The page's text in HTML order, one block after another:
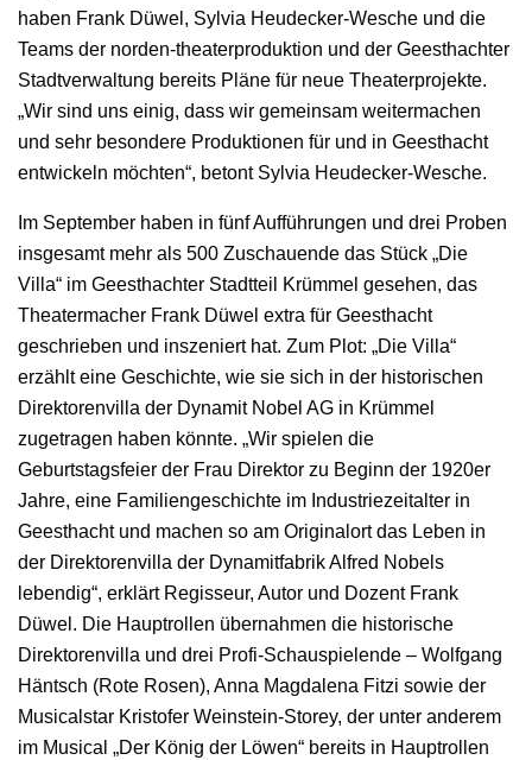
haben Frank Düwel, Sylvia Heudecker-Wesche und die
Teams der norden-theaterproduktion und der Geesthachter
Stadtverwaltung bereits Pläne für neue Theaterprojekte.
„Wir sind uns einig, dass wir gemeinsam weitermachen
und sehr besondere Produktionen für und in Geesthacht
entwickeln möchten“, betont Sylvia Heudecker-Wesche.
Im September haben in fünf Aufführungen und drei Proben
insgesamt mehr als 500 Zuschauende das Stück „Die
Villa“ im Geesthachter Stadtteil Krümmel gesehen, das
Theatermacher Frank Düwel extra für Geesthacht
geschrieben und inszeniert hat. Zum Plot: „Die Villa“
erzählt eine Geschichte, wie sie sich in der historischen
Direktorenvilla der Dynamit Nobel AG in Krümmel
zugetragen haben könnte. „Wir spielen die
Geburtstagsfeier der Frau Direktor zu Beginn der 1920er
Jahre, eine Familiengeschichte im Industriezeitalter in
Geesthacht und machen so am Originalort das Leben in
der Direktorenvilla der Dynamitfabrik Alfred Nobels
lebendig“, erklärt Regisseur, Autor und Dozent Frank
Düwel. Die Hauptrollen übernahmen die historische
Direktorenvilla und drei Profi-Schauspielende – Wolfgang
Häntsch (Rote Rosen), Anna Magdalena Fitzi sowie der
Musicalstar Kristofer Weinstein-Storey, der unter anderem
im Musical „Der König der Löwen“ bereits in Hauptrollen